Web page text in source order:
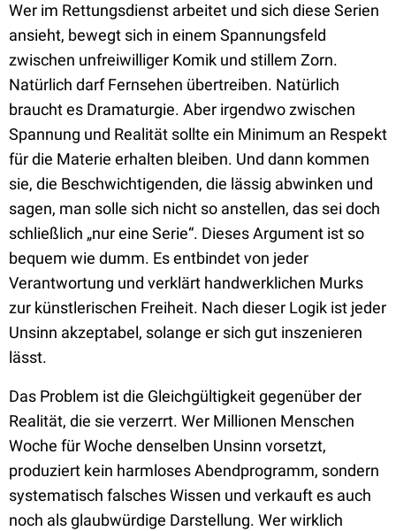
Wer im Rettungsdienst arbeitet und sich diese Serien
ansieht, bewegt sich in einem Spannungsfeld
zwischen unfreiwilliger Komik und stillem Zorn.
Natürlich darf Fernsehen übertreiben. Natürlich
braucht es Dramaturgie. Aber irgendwo zwischen
Spannung und Realität sollte ein Minimum an Respekt
für die Materie erhalten bleiben. Und dann kommen
sie, die Beschwichtigenden, die lässig abwinken und
sagen, man solle sich nicht so anstellen, das sei doch
schließlich „nur eine Serie“. Dieses Argument ist so
bequem wie dumm. Es entbindet von jeder
Verantwortung und verklärt handwerklichen Murks
zur künstlerischen Freiheit. Nach dieser Logik ist jeder
Unsinn akzeptabel, solange er sich gut inszenieren
lässt.
Das Problem ist die Gleichgültigkeit gegenüber der
Realität, die sie verzerrt. Wer Millionen Menschen
Woche für Woche denselben Unsinn vorsetzt,
produziert kein harmloses Abendprogramm, sondern
systematisch falsches Wissen und verkauft es auch
noch als glaubwürdige Darstellung. Wer wirklich